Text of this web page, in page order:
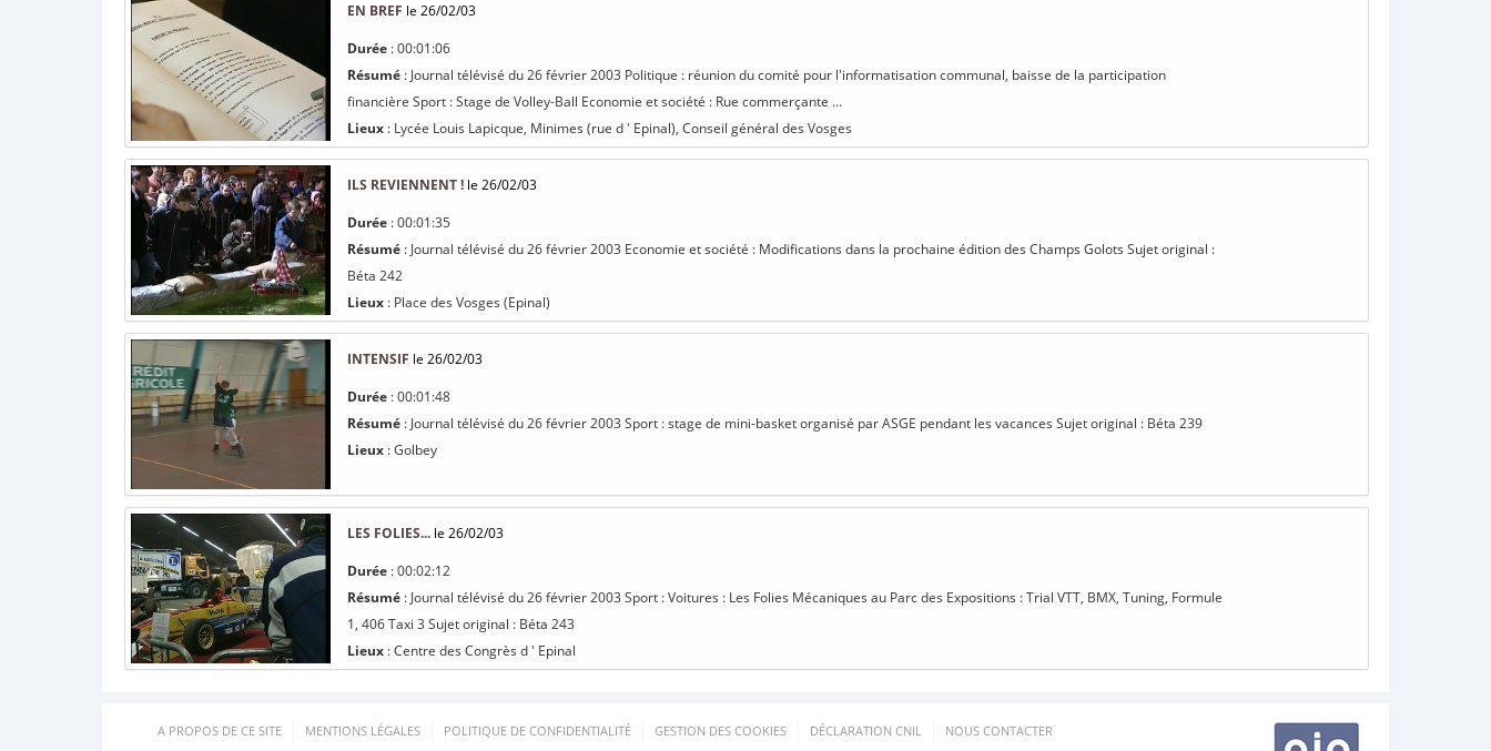
EN BREF le 26/02/03
Durée : 00:01:06
Résumé : Journal télévisé du 26 février 2003 Politique : réunion du comité pour l'informatisation communal, baisse de la participation
financière Sport : Stage de Volley-Ball Economie et société : Rue commerçante ...
Lieux : Lycée Louis Lapicque, Minimes (rue d ' Epinal), Conseil général des Vosges
ILS REVIENNENT ! le 26/02/03
Durée : 00:01:35
Résumé : Journal télévisé du 26 février 2003 Economie et société : Modifications dans la prochaine édition des Champs Golots Sujet original :
Béta 242
Lieux : Place des Vosges (Epinal)
INTENSIF le 26/02/03
Durée : 00:01:48
Résumé : Journal télévisé du 26 février 2003 Sport : stage de mini-basket organisé par ASGE pendant les vacances Sujet original : Béta 239
Lieux : Golbey
LES FOLIES... le 26/02/03
Durée : 00:02:12
Résumé : Journal télévisé du 26 février 2003 Sport : Voitures : Les Folies Mécaniques au Parc des Expositions : Trial VTT, BMX, Tuning, Formule
1, 406 Taxi 3 Sujet original : Béta 243
Lieux : Centre des Congrès d ' Epinal
A PROPOS DE CE SITE MENTIONS LÉGALES POLITIQUE DE CONFIDENTIALITÉ GESTION DES COOKIES DÉCLARATION CNIL NOUS CONTACTER